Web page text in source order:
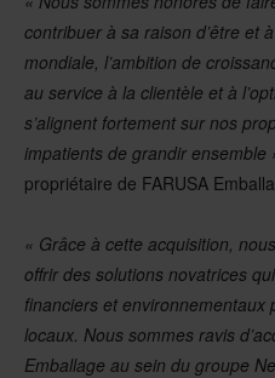
contribuer à sa raison d’être et
mondiale, l’ambition de
au service à la clientèle et à
s’alignent fortement sur nos
impatients de grandir ensemble
propriétaire de FARUSA
« Grâce à cette acquisition,
offrir des solutions novatrices
financiers et environnementaux
locaux. Nous sommes ravis
Emballage au sein du groupe